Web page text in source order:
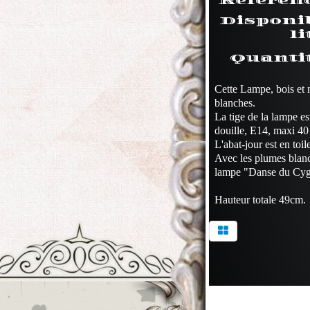
Cette Lampe, bois et
blanches.
La tige de la lampe
douille, E14, maxi
L'abat-jour est en
Avec les plumes
lampe "Danse du
Hauteur totale 49cm.